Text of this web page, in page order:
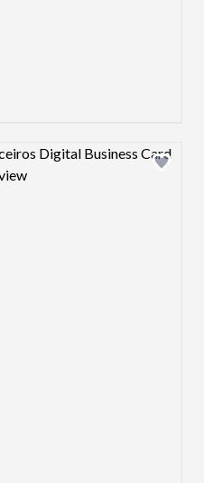
Design preview image